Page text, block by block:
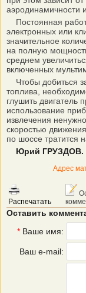
аэродинамичности
Постоянная
электронных или
значительное
на полную
среднем
включенных
Чтобы добиться
топлива,
глушить двигатель
использование
извлечения
скоростью
по шоссе тратится
Юрий ГРУЗДОВ.
Адрес
Распечатать
Оставить
* Ваше имя:
Ваш e-mail: